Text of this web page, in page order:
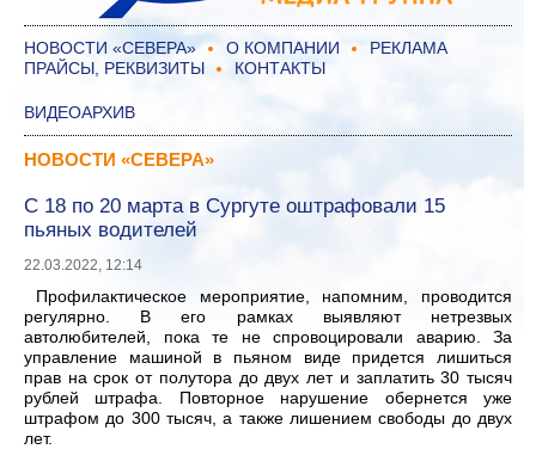
НОВОСТИ «СЕВЕРА» О КОМПАНИИ
РЕКЛАМА
ПРАЙСЫ, РЕКВИЗИТЫ
КОНТАКТЫ
ВИДЕОАРХИВ
НОВОСТИ «СЕВЕРА»
С 18 по 20 марта в Сургуте оштрафовали 15
пьяных водителей
22.03.2022, 12:14
Профилактическое мероприятие, напомним, проводится
регулярно. В его рамках выявляют нетрезвых
автолюбителей, пока те не спровоцировали аварию. За
управление машиной в пьяном виде придется лишиться
прав на срок от полутора до двух лет и заплатить 30 тысяч
рублей штрафа. Повторное нарушение обернется уже
штрафом до 300 тысяч, а также лишением свободы до двух
лет.